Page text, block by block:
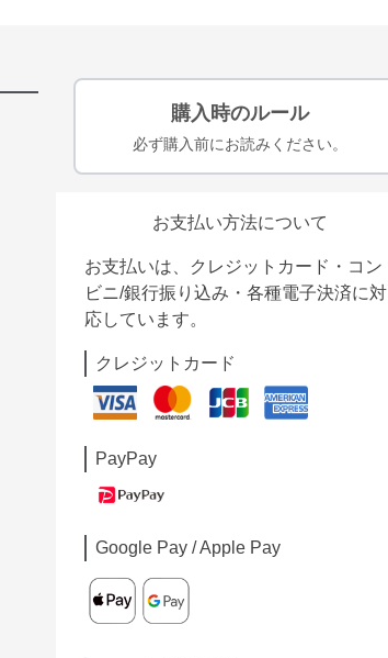
購入時のルール
必ず購入前にお読みください。
お支払い方法について
お支払いは、クレジットカード・コン
ビニ/銀行振り込み・各種電子決済に対
応しています。
クレジットカード
PayPay
Google Pay / Apple Pay